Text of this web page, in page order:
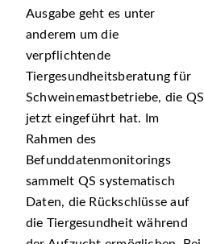
Ausgabe geht es unter
anderem um die
verpflichtende
Tiergesundheitsberatung für
Schweinemastbetriebe, die QS
jetzt eingeführt hat. Im
Rahmen des
Befunddatenmonitorings
sammelt QS systematisch
Daten, die Rückschlüsse auf
die Tiergesundheit während